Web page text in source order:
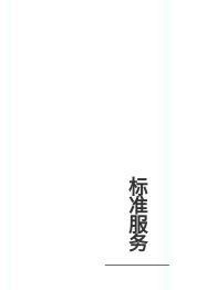
标
准
服
务